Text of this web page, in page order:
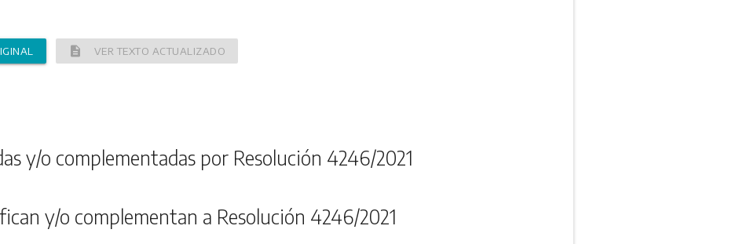
description VER TEXTO ACTUALIZADO
y/o complementadas por Resolución 4246/2021
y/o complementan a Resolución 4246/2021